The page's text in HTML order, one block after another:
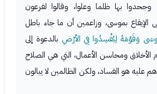
وجحدوا بها ظلما وعلوا، وقالوا لفرعون
الإيقاع بموسى، وزاعمين أن ما جاء باطل
وَقَوْمَهُ لِيُفْسِدُوا فِي الأرْضِ بالدعوة إلى
الأخلاق ومحاسن الأعمال، التي هي الصلاح
عليه هو الفساد، ولكن الظالمين لا يبالون